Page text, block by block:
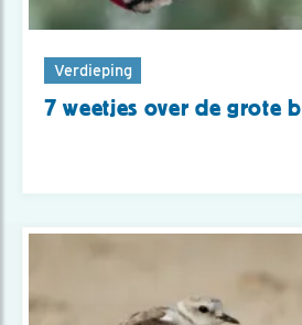
Verdieping
7 weetjes over de grote